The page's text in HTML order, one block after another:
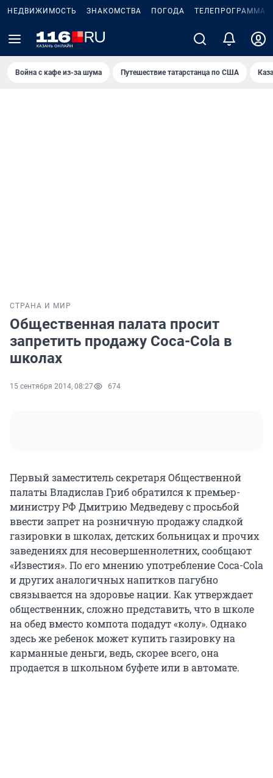
НЕДВИЖИМОСТЬ ЗНАКОМСТВА ПОГОДА ТЕЛЕПРОГРАММА
Война с кафе из-за шума Путешествие татарстанца по США
СТРАНА И МИР
Общественная палата просит
запретить продажу Coca-Cola в
школах
15 сентября 2014, 08:27 674
Первый заместитель секретаря Общественной
палаты Владислав Гриб обратился к премьер-
министру РФ Дмитрию Медведеву с просьбой
ввести запрет на розничную продажу сладкой
газировки в школах, детских больницах и прочих
заведениях для несовершеннолетних, сообщают
«Известия». По его мнению употребление Coca-Cola
и других аналогичных напитков пагубно
связывается на здоровье нации. Как утверждает
общественник, сложно представить, что в школе
на обед вместо компота подадут «колу». Однако
здесь же ребенок может купить газировку на
карманные деньги, ведь, скорее всего, она
продается в школьном буфете или в автомате.